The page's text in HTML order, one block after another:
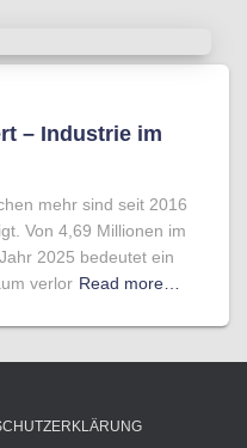
– Industrie im
mehr sind seit 2016
Von 4,69 Millionen im
2025 bedeutet ein
verlor Read more…